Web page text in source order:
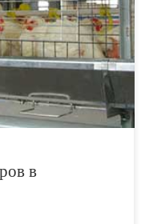
затратах
выхода продукции с
(в 1,5-2 раза). Но
необходимы более
их на полу
в